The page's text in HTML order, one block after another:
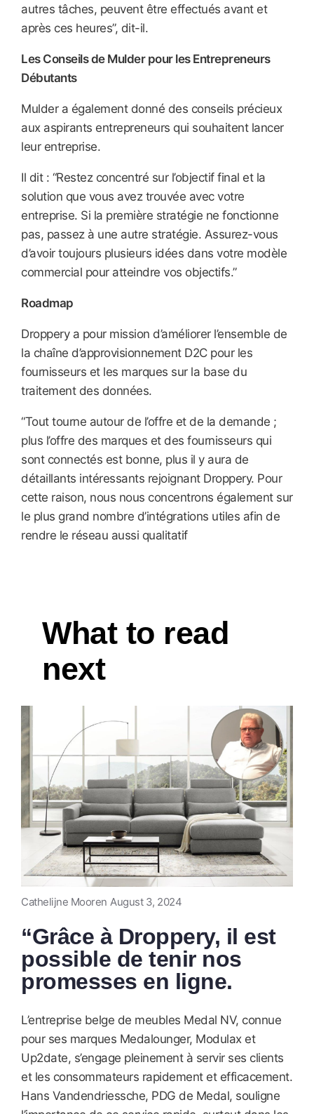
autres tâches, peuvent être effectués avant et
après ces heures”, dit-il.
Les Conseils de Mulder pour les Entrepreneurs
Débutants
Mulder a également donné des conseils précieux
aux aspirants entrepreneurs qui souhaitent lancer
leur entreprise.
Il dit : “Restez concentré sur l’objectif final et la
solution que vous avez trouvée avec votre
entreprise. Si la première stratégie ne fonctionne
pas, passez à une autre stratégie. Assurez-vous
d’avoir toujours plusieurs idées dans votre modèle
commercial pour atteindre vos objectifs.”
Roadmap
Droppery a pour mission d’améliorer l’ensemble de
la chaîne d’approvisionnement D2C pour les
fournisseurs et les marques sur la base du
traitement des données.
“Tout tourne autour de l’offre et de la demande ;
plus l’offre des marques et des fournisseurs qui
sont connectés est bonne, plus il y aura de
détaillants intéressants rejoignant Droppery. Pour
cette raison, nous nous concentrons également sur
le plus grand nombre d’intégrations utiles afin de
rendre le réseau aussi qualitatif
What to read
next
Cathelijne Mooren August 3, 2024
“Grâce à Droppery, il est
possible de tenir nos
promesses en ligne.
L’entreprise belge de meubles Medal NV, connue
pour ses marques Medalounger, Modulax et
Up2date, s’engage pleinement à servir ses clients
et les consommateurs rapidement et efficacement.
Hans Vandendriessche, PDG de Medal, souligne